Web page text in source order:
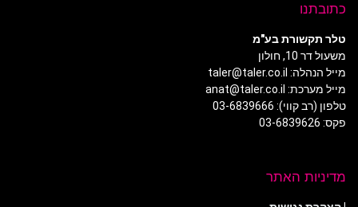
כתובתנו
טלר תקשורת בע"מ
משעול דר 10, חולון
מייל הנהלה: taler@taler.co.il
מייל מערכת: anat@taler.co.il
טלפון (רב קווי): 03-6839666
פקס: 03-6839626
מדיניות האתר